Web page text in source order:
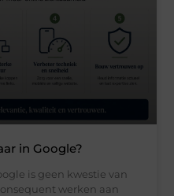
in Google?
is geen kwestie van
werken aan